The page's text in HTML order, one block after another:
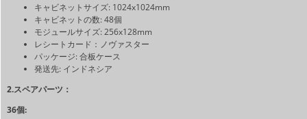
キャビネットサイズ: 1024x1024mm
キャビネットの数: 48個
モジュールサイズ: 256x128mm
レシートカード：ノヴァスター
パッケージ: 合板ケース
発送先: インドネシア
2.スペアパーツ：
36個: